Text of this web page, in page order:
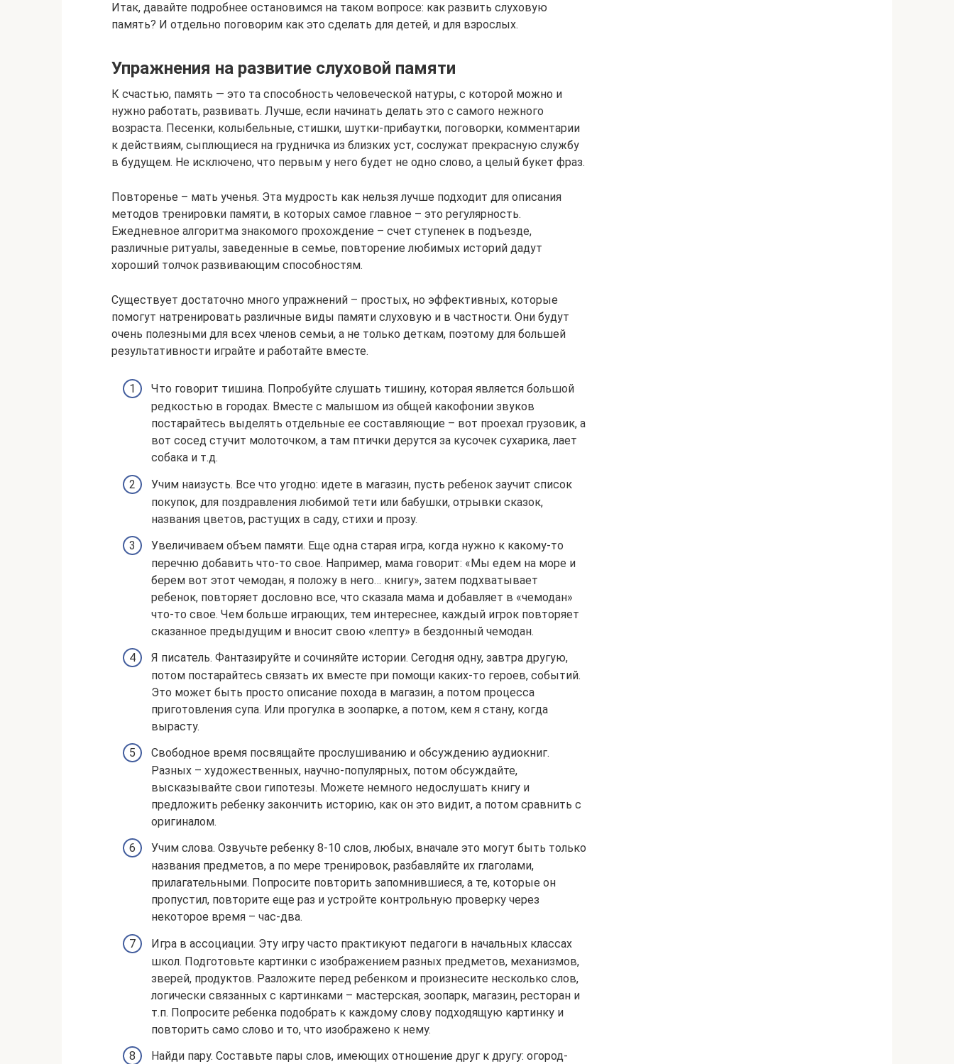
Итак, давайте подробнее остановимся на таком вопросе: как развить слуховую
память? И отдельно поговорим как это сделать для детей, и для взрослых.
Упражнения на развитие слуховой памяти
К счастью, память — это та способность человеческой натуры, с которой можно и
нужно работать, развивать. Лучше, если начинать делать это с самого нежного
возраста. Песенки, колыбельные, стишки, шутки-прибаутки, поговорки, комментарии
к действиям, сыплющиеся на грудничка из близких уст, сослужат прекрасную службу
в будущем. Не исключено, что первым у него будет не одно слово, а целый букет фраз.
Повторенье – мать ученья. Эта мудрость как нельзя лучше подходит для описания
методов тренировки памяти, в которых самое главное – это регулярность.
Ежедневное алгоритма знакомого прохождение – счет ступенек в подъезде,
различные ритуалы, заведенные в семье, повторение любимых историй дадут
хороший толчок развивающим способностям.
Существует достаточно много упражнений – простых, но эффективных, которые
помогут натренировать различные виды памяти слуховую и в частности. Они будут
очень полезными для всех членов семьи, а не только деткам, поэтому для большей
результативности играйте и работайте вместе.
Что говорит тишина. Попробуйте слушать тишину, которая является большой
редкостью в городах. Вместе с малышом из общей какофонии звуков
постарайтесь выделять отдельные ее составляющие – вот проехал грузовик, а
вот сосед стучит молоточком, а там птички дерутся за кусочек сухарика, лает
собака и т.д.
Учим наизусть. Все что угодно: идете в магазин, пусть ребенок заучит список
покупок, для поздравления любимой тети или бабушки, отрывки сказок,
названия цветов, растущих в саду, стихи и прозу.
Увеличиваем объем памяти. Еще одна старая игра, когда нужно к какому-то
перечню добавить что-то свое. Например, мама говорит: «Мы едем на море и
берем вот этот чемодан, я положу в него… книгу», затем подхватывает
ребенок, повторяет дословно все, что сказала мама и добавляет в «чемодан»
что-то свое. Чем больше играющих, тем интереснее, каждый игрок повторяет
сказанное предыдущим и вносит свою «лепту» в бездонный чемодан.
Я писатель. Фантазируйте и сочиняйте истории. Сегодня одну, завтра другую,
потом постарайтесь связать их вместе при помощи каких-то героев, событий.
Это может быть просто описание похода в магазин, а потом процесса
приготовления супа. Или прогулка в зоопарке, а потом, кем я стану, когда
вырасту.
Свободное время посвящайте прослушиванию и обсуждению аудиокниг.
Разных – художественных, научно-популярных, потом обсуждайте,
высказывайте свои гипотезы. Можете немного недослушать книгу и
предложить ребенку закончить историю, как он это видит, а потом сравнить с
оригиналом.
Учим слова. Озвучьте ребенку 8-10 слов, любых, вначале это могут быть только
названия предметов, а по мере тренировок, разбавляйте их глаголами,
прилагательными. Попросите повторить запомнившиеся, а те, которые он
пропустил, повторите еще раз и устройте контрольную проверку через
некоторое время – час-два.
Игра в ассоциации. Эту игру часто практикуют педагоги в начальных классах
школ. Подготовьте картинки с изображением разных предметов, механизмов,
зверей, продуктов. Разложите перед ребенком и произнесите несколько слов,
логически связанных с картинками – мастерская, зоопарк, магазин, ресторан и
т.п. Попросите ребенка подобрать к каждому слову подходящую картинку и
повторить само слово и то, что изображено к нему.
Найди пару. Составьте пары слов, имеющих отношение друг к другу: огород-